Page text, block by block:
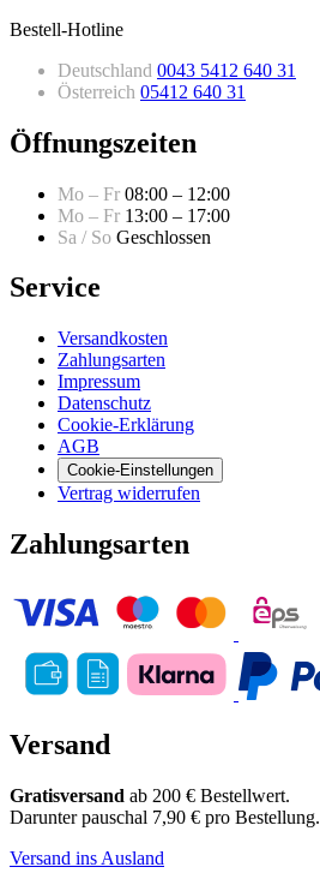
Bestell-Hotline
Deutschland 0043 5412 640 31
Österreich 05412 640 31
Öffnungszeiten
Mo – Fr 08:00 – 12:00
Mo – Fr 13:00 – 17:00
Sa / So Geschlossen
Service
Versandkosten
Zahlungsarten
Impressum
Datenschutz
Cookie-Erklärung
AGB
Cookie-Einstellungen
Vertrag widerrufen
Zahlungsarten
Versand
Gratisversand ab 200 € Bestellwert.
Darunter pauschal 7,90 € pro Bestellung.
Versand ins Ausland